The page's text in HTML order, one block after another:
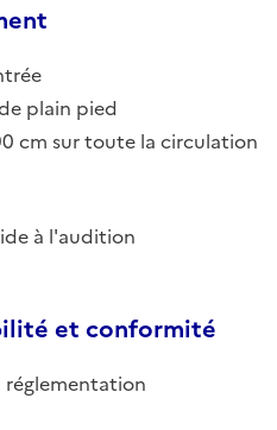
plain pied
cm sur toute la circulation
à l'audition
et conformité
réglementation